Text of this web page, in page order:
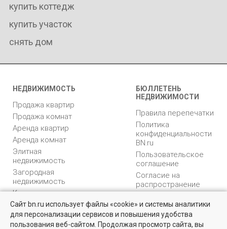
Квартиры на вторичном рынке
купить коттедж
купить участок
снять дом
НЕДВИЖИМОСТЬ
Продажа квартир
Продажа комнат
Аренда квартир
Аренда комнат
Элитная
недвижимость
Загородная
недвижимость
Коммерческая
недвижимость
БЮЛЛЕТЕНЬ
НЕДВИЖИМОСТИ
Правила перепечатки
Политика
конфиденциальности
BN.ru
Пользовательское
соглашение
Согласие на
распространение
персональных данных
Карта сайта
Медийная реклама
Сайт bn.ru использует файлы «cookie» и системы аналитики
для персонализации сервисов и повышения удобства
пользования веб-сайтом. Продолжая просмотр сайта, вы